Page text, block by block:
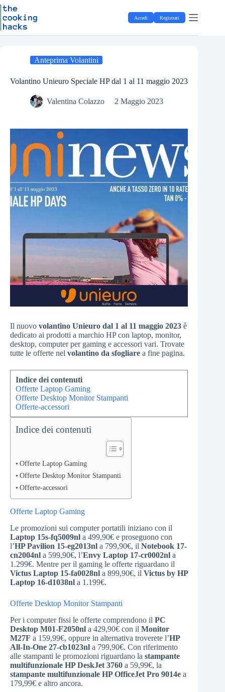
S
t
Salta
al
contenuto
Accedi Registrati
Anteprima Volantini
Volantino Unieuro Speciale HP dal 1 al 11 maggio 2023
Valentina Colazzo 2 Maggio 2023
Il nuovo volantino Unieuro dal 1 al 11 maggio 2023 è
dedicato ai prodotti a marchio HP con laptop, monitor,
desktop, computer per gaming e accessori vari. Trovate
tutte le offerte nel volantino da sfogliare a fine pagina.
Indice dei contenuti
Offerte Laptop Gaming
Offerte Desktop Monitor Stampanti
Offerte-accessori
Indice dei contenuti
Offerte Laptop Gaming
Offerte Desktop Monitor Stampanti
Offerte-accessori
Offerte Laptop Gaming
Le promozioni sui computer portatili iniziano con il
Laptop 15s-fq5009nl a 499,90€ e proseguono con
l’HP Pavilion 15-eg2013nl a 799,90€, il Notebook 17-
cn2004nl a 599,90€, l’Envy Laptop 17-cr0002nl a
1.299€. Mentre per il gaming le offerte riguardano il
Victus Laptop 15-fa0028nl a 899,90€, il Victus by HP
Laptop 16-d1038nl a 1.199€.
Offerte Desktop Monitor Stampanti
Per i computer fissi le offerte comprendono il PC
Desktop M01-F2050nl a 429,90€ con il Monitor
M27F a 159,99€, oppure in alternativa troverete l’HP
All-In-One 27-cb1023nl a 799,90€. Con riferimento
alle stampanti le promozioni riguardano la stampante
multifunzionale HP DeskJet 3760 a 59,99€, la
stampante multifunzionale HP OfficeJet Pro 9014e a
179,99€ e altro ancora.